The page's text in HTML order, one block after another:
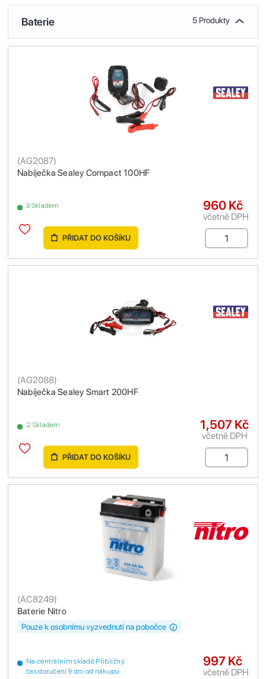
Baterie 5 Produkty
Nabíječka Sealey Compact 100HF
(AG2087)
3 Skladem 960 Kč
včetně DPH
PŘIDAT DO KOŠÍKU
Nabíječka Sealey Smart 200HF
(AG2088)
2 Skladem 1,507 Kč
včetně DPH
PŘIDAT DO KOŠÍKU
Baterie Nitro
(AC8249)
Na centrálním skladě Přibližný
čas doručení 9 dní od nákupu
Pouze k osobnímu vyzvednutí na pobočce
997 Kč
včetně DPH